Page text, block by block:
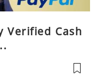
Verified Cash